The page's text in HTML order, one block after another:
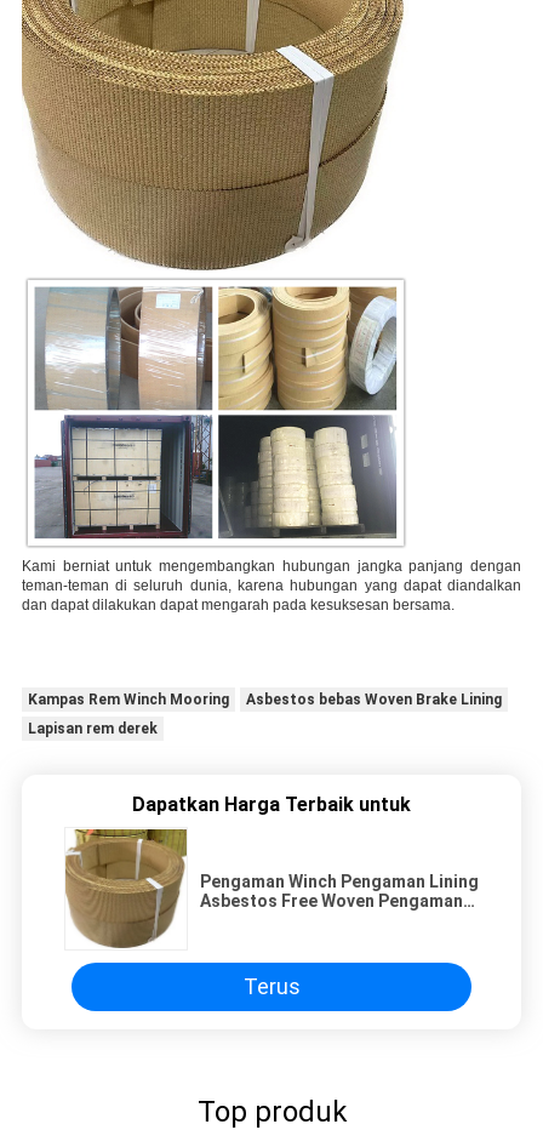
Kami berniat untuk mengembangkan hubungan jangka panjang dengan
teman-teman di seluruh dunia, karena hubungan yang dapat diandalkan
dan dapat dilakukan dapat mengarah pada kesuksesan bersama.
Kampas Rem Winch Mooring
Asbestos bebas Woven Brake Lining
Lapisan rem derek
Dapatkan Harga Terbaik untuk
Pengaman Winch Pengaman Lining
Asbestos Free Woven Pengaman
Terus
Top produk